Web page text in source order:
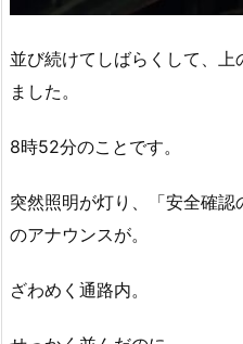
並び続けてしばらくして、
ました。
8時52分のことです。
突然照明が灯り、「安全確
のアナウンスが。
ざわめく通路内。